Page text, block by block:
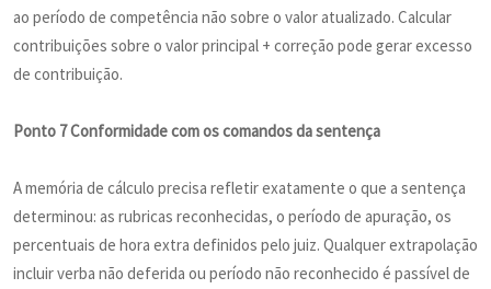
ao período de competência não sobre o valor atualizado. Calcular
contribuições sobre o valor principal + correção pode gerar excesso
de contribuição.
Ponto 7 Conformidade com os comandos da sentença
A memória de cálculo precisa refletir exatamente o que a sentença
determinou: as rubricas reconhecidas, o período de apuração, os
percentuais de hora extra definidos pelo juiz. Qualquer extrapolação
incluir verba não deferida ou período não reconhecido é passível de